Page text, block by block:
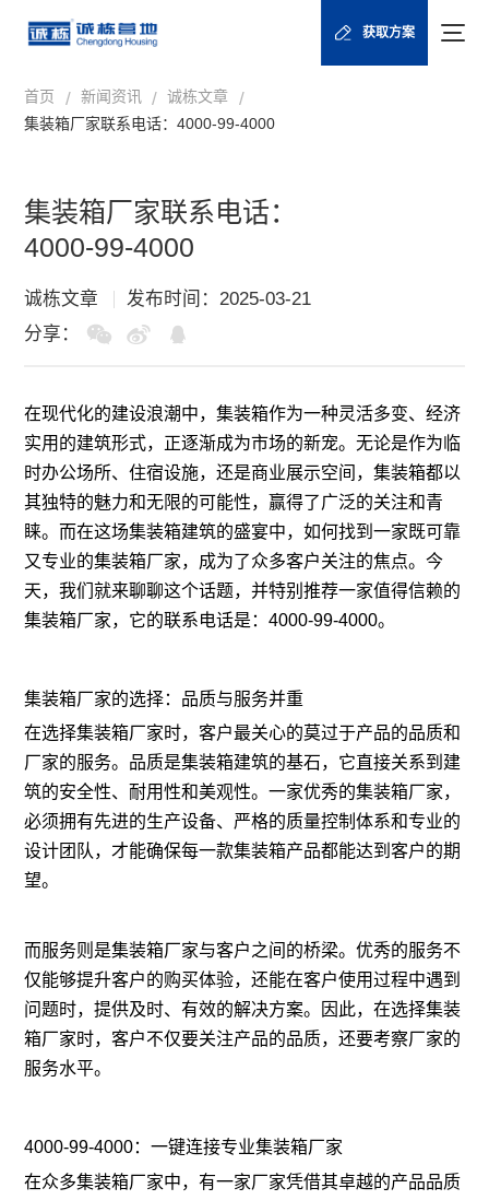
获取方案
首页 / 新闻资讯 / 诚栋文章 /
集装箱厂家联系电话：4000-99-4000
集装箱厂家联系电话：
4000-99-4000
诚栋文章
发布时间：2025-03-21
分享：
在现代化的建设浪潮中，集装箱作为一种灵活多变、经济
实用的建筑形式，正逐渐成为市场的新宠。无论是作为临
时办公场所、住宿设施，还是商业展示空间，集装箱都以
其独特的魅力和无限的可能性，赢得了广泛的关注和青
睐。而在这场集装箱建筑的盛宴中，如何找到一家既可靠
又专业的集装箱厂家，成为了众多客户关注的焦点。今
天，我们就来聊聊这个话题，并特别推荐一家值得信赖的
集装箱厂家，它的联系电话是：4000-99-4000。
集装箱厂家的选择：品质与服务并重
在选择集装箱厂家时，客户最关心的莫过于产品的品质和
厂家的服务。品质是集装箱建筑的基石，它直接关系到建
筑的安全性、耐用性和美观性。一家优秀的集装箱厂家，
必须拥有先进的生产设备、严格的质量控制体系和专业的
设计团队，才能确保每一款集装箱产品都能达到客户的期
望。
而服务则是集装箱厂家与客户之间的桥梁。优秀的服务不
仅能够提升客户的购买体验，还能在客户使用过程中遇到
问题时，提供及时、有效的解决方案。因此，在选择集装
箱厂家时，客户不仅要关注产品的品质，还要考察厂家的
服务水平。
4000-99-4000：一键连接专业集装箱厂家
在众多集装箱厂家中，有一家厂家凭借其卓越的产品品质